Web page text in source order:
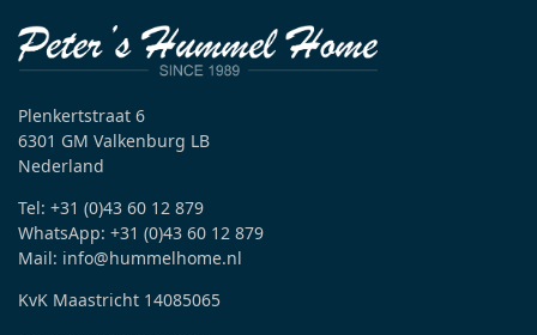
Plenkertstraat 6
6301 GM Valkenburg LB
Nederland
Tel: +31 (0)43 60 12 879
WhatsApp: +31 (0)43 60 12 879
Mail: info@hummelhome.nl
KvK Maastricht 14085065